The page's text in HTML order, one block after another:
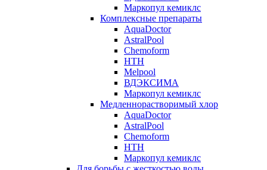
Маркопул кемиклс
Комплексные препараты
AquaDoctor
AstralPool
Chemoform
HTH
Melpool
ВДЭКСИМА
Маркопул кемиклс
Медленнорастворимый хлор
AquaDoctor
AstralPool
Chemoform
HTH
Маркопул кемиклс